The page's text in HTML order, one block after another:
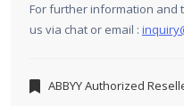
For further information and
us via chat or email :
ABBYY Authorized